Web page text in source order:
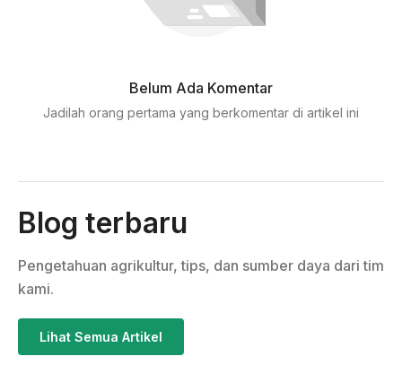
Belum Ada Komentar
Jadilah orang pertama yang berkomentar di artikel ini
Blog terbaru
Pengetahuan agrikultur, tips, dan sumber daya dari tim
kami.
Lihat Semua Artikel